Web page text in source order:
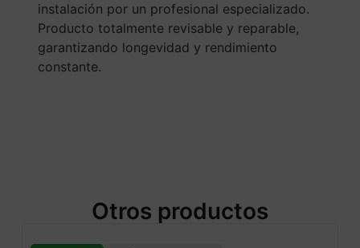
instalación por un profesional especializado.
Producto totalmente revisable y reparable,
garantizando longevidad y rendimiento
constante.
Otros productos